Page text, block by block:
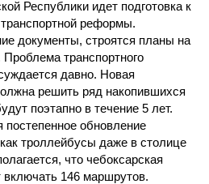
Республики идет подготовка к
реформы.
документы, строятся планы на
транспортного
давно. Новая
решить ряд накопившихся
поэтапно в течение 5 лет.
постепенное обновление
троллейбусы даже в столице
что чебоксарская
включать 146 маршрутов.